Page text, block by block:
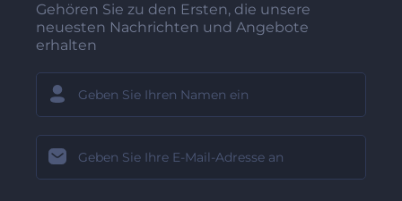
Gehören Sie zu den Ersten, die unsere
neuesten Nachrichten und Angebote
erhalten